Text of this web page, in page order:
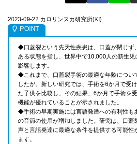
2023-09-22 カロリンスカ研究所(KI)
◆口蓋裂という先天性疾患は、口蓋が閉じず
ある状態を指し、世界中で10,000人の新生
影響します。
◆これまで、口蓋裂手術の最適な年齢につい
したが、新しい研究では、手術を6か月で受
た子供を比較し、その結果、6か月で手術を
機能が優れていることが示されました。
◆手術の早期実施には言語発達への有利性も
の音節の使用が増加しました。研究は、口蓋
声と言語発達に最適な条件を提供する可能性
ます。